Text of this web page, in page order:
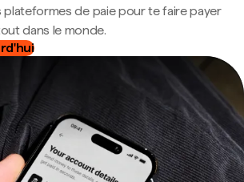
plateformes de paie pour te faire payer
dans le monde.